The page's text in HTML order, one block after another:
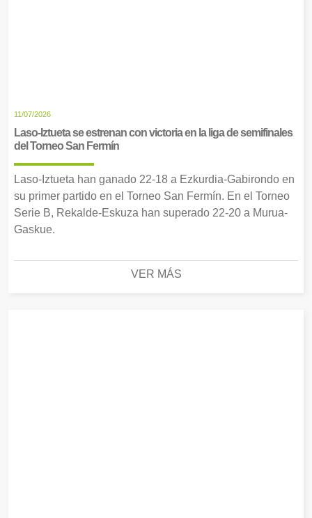
11/07/2026
Laso-Iztueta se estrenan con victoria en la liga de semifinales
del Torneo San Fermín
Laso-Iztueta han ganado 22-18 a Ezkurdia-Gabirondo en
su primer partido en el Torneo San Fermín. En el Torneo
Serie B, Rekalde-Eskuza han superado 22-20 a Murua-
Gaskue.
VER MÁS